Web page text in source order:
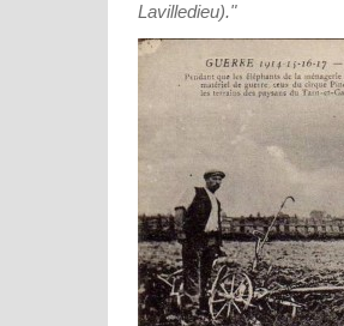
Lavilledieu)."